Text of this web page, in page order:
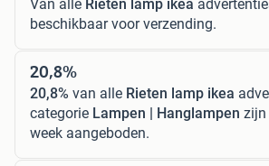
Van alle Rieten lamp ikea
beschikbaar voor verzending.
20,8%
20,8% van alle Rieten lamp ikea
categorie Lampen | Hanglampen zijn
week aangeboden.